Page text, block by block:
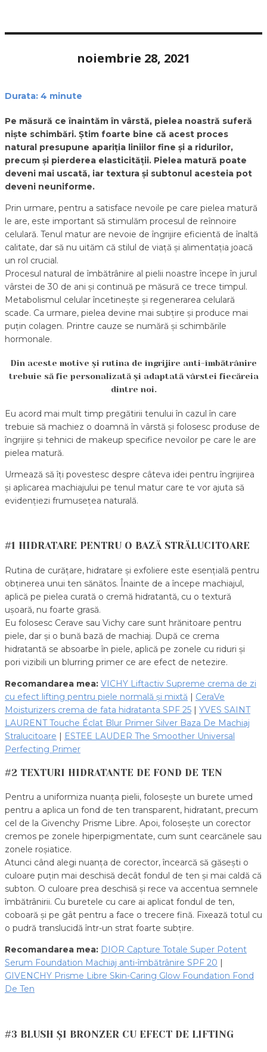
noiembrie 28, 2021
Durata: 4 minute
Pe măsură ce înaintăm în vârstă, pielea noastră suferă
niște schimbări. Știm foarte bine că acest proces
natural presupune apariția liniilor fine și a ridurilor,
precum și pierderea elasticității. Pielea matură poate
deveni mai uscată, iar textura și subtonul acesteia pot
deveni neuniforme.
Prin urmare, pentru a satisface nevoile pe care pielea matură
le are, este important să stimulăm procesul de reînnoire
celulară. Tenul matur are nevoie de îngrijire eficientă de înaltă
calitate, dar să nu uităm că stilul de viață și alimentația joacă
un rol crucial.
Procesul natural de îmbătrânire al pielii noastre începe în jurul
vârstei de 30 de ani și continuă pe măsură ce trece timpul.
Metabolismul celular încetinește și regenerarea celulară
scade. Ca urmare, pielea devine mai subțire și produce mai
puțin colagen. Printre cauze se numără și schimbările
hormonale.
Din aceste motive și rutina de îngrijire anti-îmbătrânire
trebuie să fie personalizată și adaptată vârstei fiecăreia
dintre noi.
Eu acord mai mult timp pregătirii tenului în cazul în care
trebuie să machiez o doamnă în vârstă și folosesc produse de
îngrijire și tehnici de makeup specifice nevoilor pe care le are
pielea matură.
Urmează să îți povestesc despre câteva idei pentru îngrijirea
și aplicarea machiajului pe tenul matur care te vor ajuta să
evidențiezi frumusețea naturală.
#1 HIDRATARE PENTRU O BAZĂ STRĂLUCITOARE
Rutina de curățare, hidratare și exfoliere este esențială pentru
obținerea unui ten sănătos. Înainte de a începe machiajul,
aplică pe pielea curată o cremă hidratantă, cu o textură
ușoară, nu foarte grasă.
Eu folosesc Cerave sau Vichy care sunt hrănitoare pentru
piele, dar și o bună bază de machiaj. După ce crema
hidratantă se absoarbe în piele, aplică pe zonele cu riduri și
pori vizibili un blurring primer ce are efect de netezire.
Recomandarea mea: VICHY Liftactiv Supreme crema de zi
cu efect lifting pentru piele normală și mixtă | CeraVe
Moisturizers crema de fata hidratanta SPF 25 | YVES SAINT
LAURENT Touche Éclat Blur Primer Silver Baza De Machiaj
Stralucitoare | ESTEE LAUDER The Smoother Universal
Perfecting Primer
#2 TEXTURI HIDRATANTE DE FOND DE TEN
Pentru a uniformiza nuanța pielii, folosește un burete umed
pentru a aplica un fond de ten transparent, hidratant, precum
cel de la Givenchy Prisme Libre. Apoi, folosește un corector
cremos pe zonele hiperpigmentate, cum sunt cearcănele sau
zonele roșiatice.
Atunci când alegi nuanța de corector, încearcă să găsești o
culoare puțin mai deschisă decât fondul de ten și mai caldă că
subton. O culoare prea deschisă și rece va accentua semnele
îmbătrânirii. Cu buretele cu care ai aplicat fondul de ten,
coboară și pe gât pentru a face o trecere fină. Fixează totul cu
o pudră translucidă într-un strat foarte subțire.
Recomandarea mea: DIOR Capture Totale Super Potent
Serum Foundation Machiaj anti-îmbătrânire SPF 20
GIVENCHY Prisme Libre Skin-Caring Glow Foundation Fond
De Ten
#3 BLUSH ȘI BRONZER CU EFECT DE LIFTING